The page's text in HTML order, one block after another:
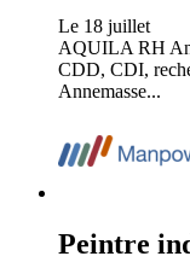
Le 18 juillet
AQUILA RH
CDD, CDI,
Annemasse...
Peintre